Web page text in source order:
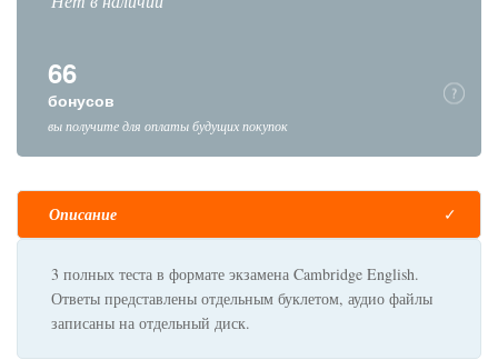
66
бонусов
вы получите для оплаты будущих покупок
Описание
3 полных теста в формате экзамена Cambridge English.
Ответы представлены отдельным буклетом, аудио файлы
записаны на отдельный диск.